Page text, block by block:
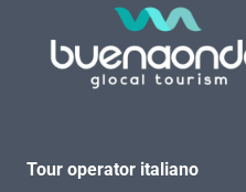
Tour operator italiano